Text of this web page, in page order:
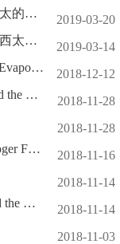
第31期蓝海论坛暨长江口东海陆架―西太的界面过程、元素循环及综合观测研讨会成功举办
2019-03-20
蓝海论坛第31期：长江口―东海陆架―西太的界面过程、关键元素循环及综合观测
2019-03-14
蓝海论坛第30期：Deep Mediterranean’s Evaporite Giant: How much Salt?
2018-12-12
蓝海论坛第29期：The Atlantis Massif and the Lost City hydrothermal field.
2018-11-28
2018-11-28
11月19日加拿大不列颠哥伦比亚大学Roger Francois 教授第二场学术报告通知
2018-11-16
2018-11-14
蓝海论坛第28期：Hotspot motion created the Hawaiian-Emperor Bend and LLSVPs are not fixed
2018-11-14
2018-11-03